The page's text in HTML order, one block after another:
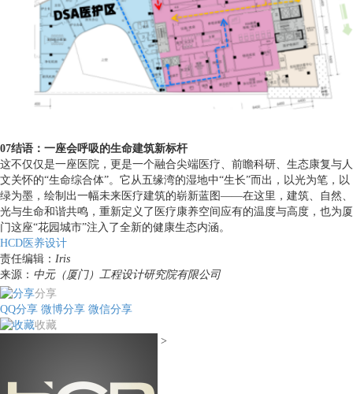
07结语：一座会呼吸的生命建筑新标杆
这不仅仅是一座医院，更是一个融合尖端医疗、前瞻科研、生态康复与人
文关怀的“生命综合体”。它从五缘湾的湿地中“生长”而出，以光为笔，以
绿为墨，绘制出一幅未来医疗建筑的崭新蓝图——在这里，建筑、自然、
光与生命和谐共鸣，重新定义了医疗康养空间应有的温度与高度，也为厦
门这座“花园城市”注入了全新的健康生态内涵。
HCD医养设计
责任编辑： Iris
来源： 中元（厦门）工程设计研究院有限公司
分享
QQ分享 微博分享 微信分享
收藏
>